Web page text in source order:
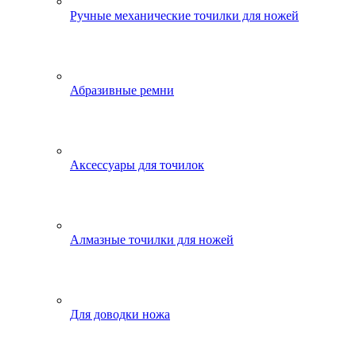
Ручные механические точилки для ножей
Абразивные ремни
Аксессуары для точилок
Алмазные точилки для ножей
Для доводки ножа